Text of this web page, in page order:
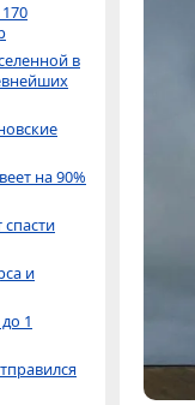
в
на 90%
и
1